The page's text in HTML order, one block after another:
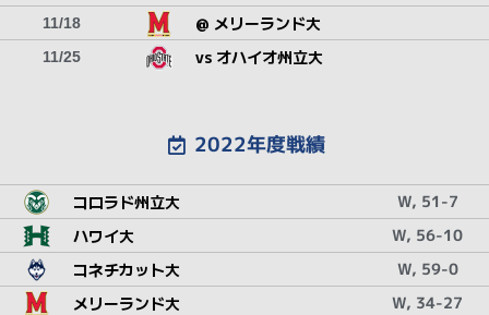
11/18 @ メリーランド大
11/25 vs オハイオ州立大
2022年度戦績
コロラド州立大 W, 51-7
ハワイ大 W, 56-10
コネチカット大 W, 59-0
メリーランド大 W, 34-27